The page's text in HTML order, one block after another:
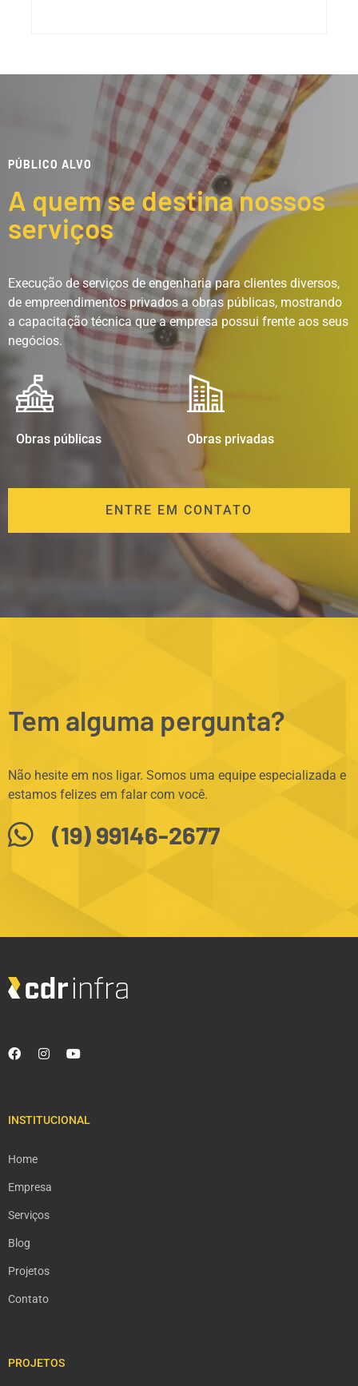
PÚBLICO ALVO
A quem se destina nossos
serviços
Execução de serviços de engenharia para clientes diversos,
de empreendimentos privados a obras públicas, mostrando
a capacitação técnica que a empresa possui frente aos seus
negócios.
Obras públicas Obras privadas
ENTRE EM CONTATO
Tem alguma pergunta?
Não hesite em nos ligar. Somos uma equipe especializada e
estamos felizes em falar com você.
(19) 99146-2677
INSTITUCIONAL
Home
Empresa
Serviços
Blog
Projetos
Contato
PROJETOS